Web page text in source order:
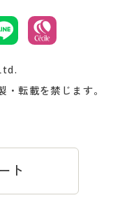
内
マップ
は
場合
転載を禁じます。
ト